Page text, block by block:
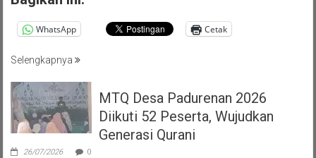
WhatsApp Cetak
Selengkapnya
MTQ Desa Padurenan 2026
Diikuti 52 Peserta, Wujudkan
Generasi Qurani
26/07/2026 0